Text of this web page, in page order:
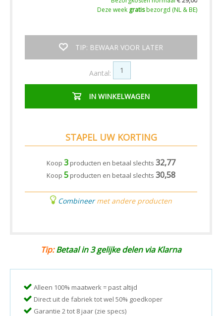
Deze week gratisbezorgd (NL & BE)
TIP: BEWAAR VOOR LATER
Aantal:
IN WINKELWAGEN
STAPEL UW KORTING
Koop 3 producten en betaal slechts 32,77
Koop 5 producten en betaal slechts 30,58
Combineermet andere producten
Tip:Betaal in 3 gelijke delen via Klarna
Alleen 100% maatwerk = past altijd
Direct uit de fabriek tot wel 50% goedkoper
Garantie 2 tot 8 jaar (zie specs)